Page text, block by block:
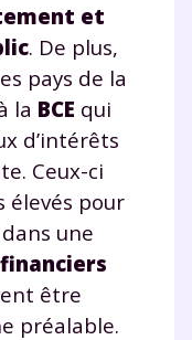
et
. De plus,
pays de la
la BCE qui
d’intérêts
Ceux-ci
élevés pour
une
être
préalable.